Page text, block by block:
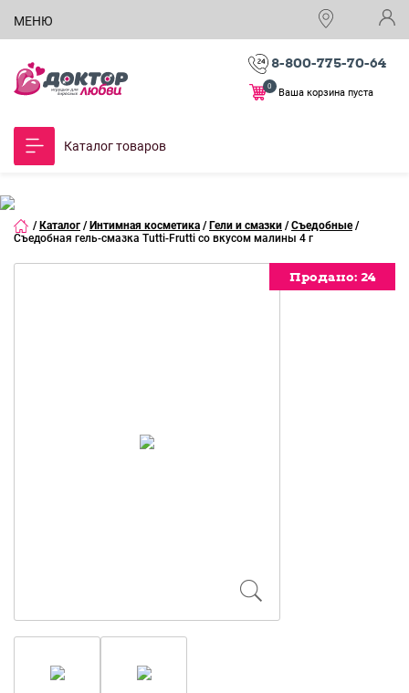
МЕНЮ
8-800-775-70-64
Ваша корзина пуста
0
Каталог товаров
/ Каталог / Интимная косметика / Гели и смазки / Съедобные /
Съедобная гель-смазка Tutti-Frutti со вкусом малины 4 г
Продано: 24
Продано: 24